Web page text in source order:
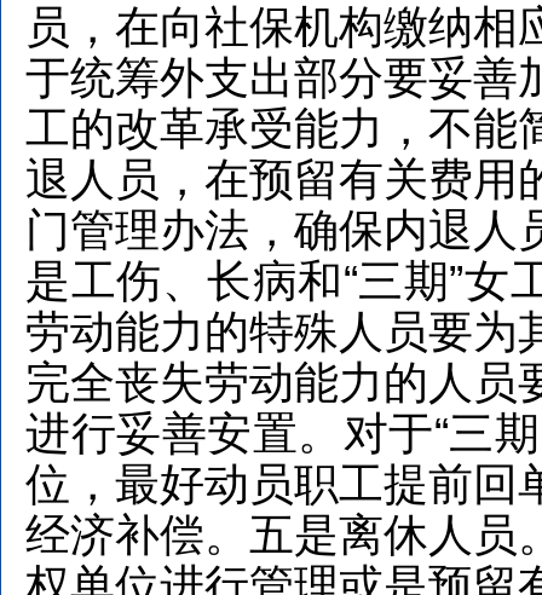
员，在向社保机构缴纳
于统筹外支出部分要妥善
工的改革承受能力，不能
退人员，在预留有关费用
门管理办法，确保内退人
是工伤、长病和“三期”
劳动能力的特殊人员要为
完全丧失劳动能力的人员
进行妥善安置。对于“三
位，最好动员职工提前回
经济补偿。五是离休人员